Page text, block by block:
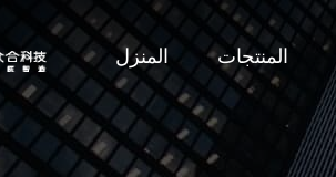
المنزل المنتجات